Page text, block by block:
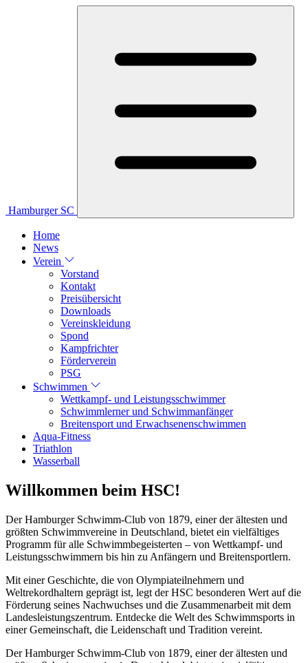
Hamburger SC
Home
News
Verein
Vorstand
Kontakt
Preisübersicht
Downloads
Vereinskleidung
Spond
Kampfrichter
Förderverein
PSG
Schwimmen
Wettkampf- und Leistungsschwimmer
Schwimmlerner und Schwimmanfänger
Breitensport und Erwachsenenschwimmen
Aqua-Fitness
Triathlon
Wasserball
Willkommen beim HSC!
Der Hamburger Schwimm-Club von 1879, einer der ältesten und
größten Schwimmvereine in Deutschland, bietet ein vielfältiges
Programm für alle Schwimmbegeisterten – von Wettkampf- und
Leistungsschwimmern bis hin zu Anfängern und Breitensportlern.
Mit einer Geschichte, die von Olympiateilnehmern und
Weltrekordhaltern geprägt ist, legt der HSC besonderen Wert auf die
Förderung seines Nachwuchses und die Zusammenarbeit mit dem
Landesleistungszentrum. Entdecke die Welt des Schwimmsports in
einer Gemeinschaft, die Leidenschaft und Tradition vereint.
Der Hamburger Schwimm-Club von 1879, einer der ältesten und